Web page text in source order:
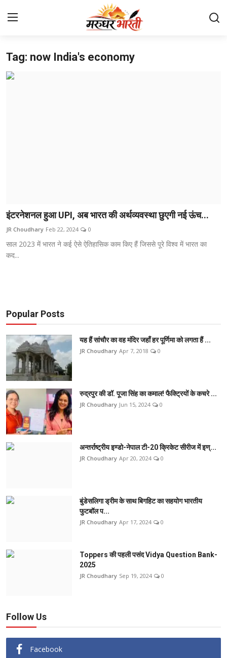
Home
मनोरंजन
खेल
विशेष
Tag: now India's economy
इंटरनेशनल हुआ UPI, अब भारत की अर्थव्यवस्था छुएगी नई ऊंच...
JR Choudhary Feb 22, 2024 0
साल 2023 में भारत ने कई ऐसे ऐतिहासिक काम किए हैं जिससे पूरे विश्व में भारत का
कद...
Popular Posts
यह हैं सांचौर का वह मंदिर जहाँ हर पूर्णिमा को लगता हैं ...
JR Choudhary Apr 7, 2018 0
रुद्रपुर की डॉ. पूजा सिंह का कमाल! फैक्ट्रियों के कचरे ...
JR Choudhary Jun 15, 2024 0
अन्तर्राष्ट्रीय इण्डो-नेपाल टी-20 क्रिकेट सीरीज में इण्...
JR Choudhary Apr 20, 2024 0
बुंडेसलिगा ड्रीम के साथ बिगहिट का सहयोग भारतीय
फुटबॉल प...
JR Choudhary Apr 17, 2024 0
Toppers की पहली पसंद Vidya Question Bank-
2025
JR Choudhary Sep 19, 2024 0
Follow Us
Facebook